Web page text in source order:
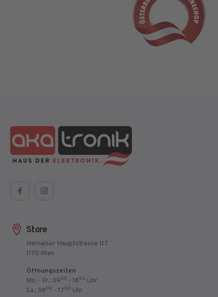
Store
Hernalser Hauptstrasse 117
1170 Wien
Öffnungszeiten
Mo. - Fr.: 0900 - 1800 Uhr
Sa.: 0900 - 1700 Uhr